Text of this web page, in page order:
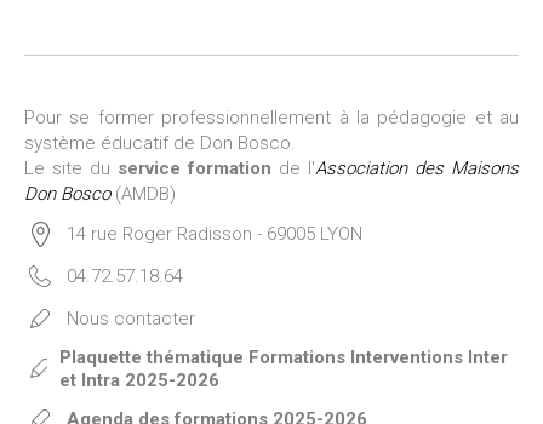
Pour se former professionnellement à la pédagogie et au
système éducatif de Don Bosco.
Le site du service formation de l'Association des Maisons
Don Bosco(AMDB)
14 rue Roger Radisson - 69005 LYON
04.72.57.18.64
Nous contacter
Plaquette thématique Formations Interventions Inter
et Intra 2025-2026
Agenda des formations 2025-2026